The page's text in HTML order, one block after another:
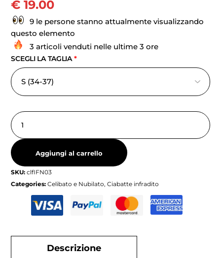
€ 19.00
9 le persone stanno attualmente visualizzando
questo elemento
3 articoli venduti nelle ultime 3 ore
SCEGLI LA TAGLIA*
Aggiungi al carrello
SKU:clfIFN03
Categories:Celibato e Nubilato,Ciabatte infradito
Descrizione